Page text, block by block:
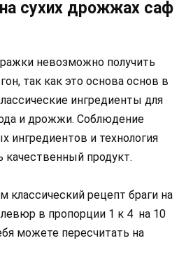
сухих дрожжах саф
невозможно получить
так как это основа основ в
ингредиенты для
и дрожжи. Соблюдение
ингредиентов и технология
качественный продукт.
классический рецепт браги на
в пропорции 1 к 4 на 10
можете пересчитать на